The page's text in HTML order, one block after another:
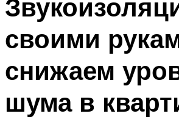
своими
снижаем
шума в